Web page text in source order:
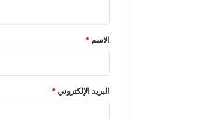
*
الاسم *
البريد الإلكتروني*